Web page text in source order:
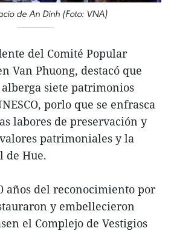
de An Dinh (Foto: VNA)
del Comité Popular
Van Phuong, destacó que
siete patrimonios
porlo que se enfrasca
labores de preservación y
patrimoniales y la
de Hue.
años del reconocimiento por
y embellecieron
el Complejo de Vestigios